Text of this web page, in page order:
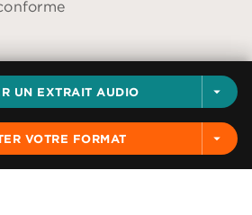
UN EXTRAIT AUDIO arrow_drop_down
VOTRE FORMAT arrow_drop_down